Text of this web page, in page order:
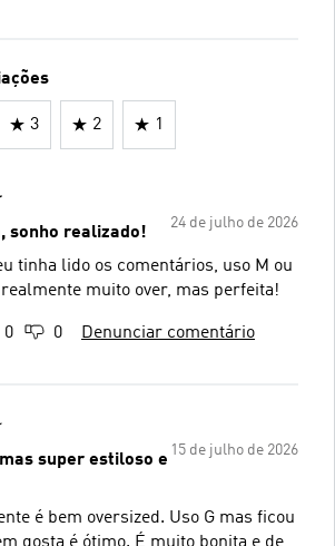
3 2 1
24 de julho de 2026
sonho realizado!
tinha lido os comentários, uso M ou
realmente muito over, mas perfeita!
0 0 Denunciar comentário
15 de julho de 2026
super estiloso e
é bem oversized. Uso G mas ficou